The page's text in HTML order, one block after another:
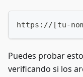
https://[tu-
Puedes probar
verificando si los